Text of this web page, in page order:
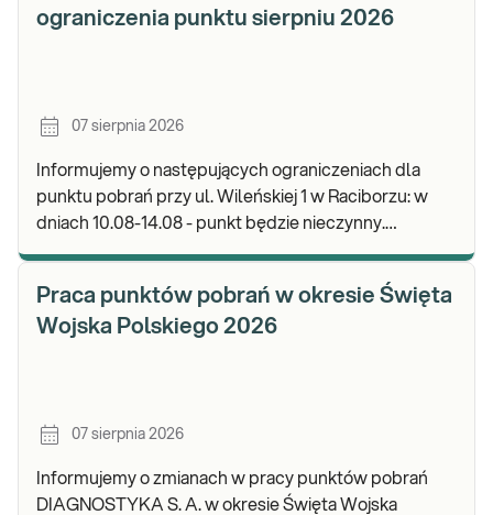
ograniczenia punktu sierpniu 2026
07 sierpnia 2026
Informujemy o następujących ograniczeniach dla
punktu pobrań przy ul. Wileńskiej 1 w Raciborzu: w
dniach 10.08-14.08 - punkt będzie nieczynny.
Praca punktów pobrań w okresie Święta
Wojska Polskiego 2026
07 sierpnia 2026
Informujemy o zmianach w pracy punktów pobrań
DIAGNOSTYKA S. A. w okresie Święta Wojska